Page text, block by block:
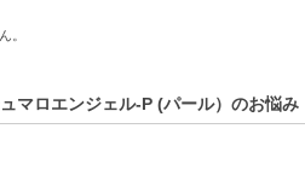
ます。
。
マロエンジェル-P (パール）のお悩み